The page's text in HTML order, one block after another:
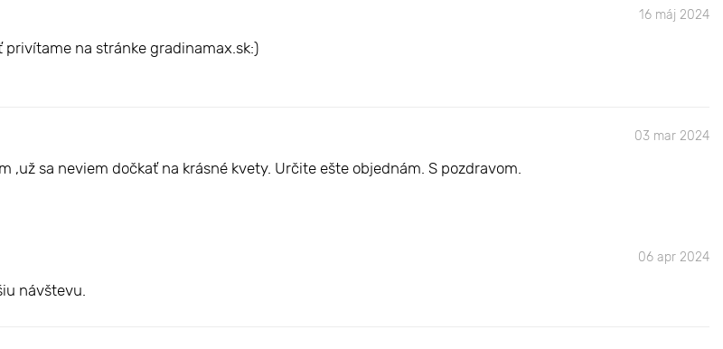
16 máj 2024
privítame na stránke gradinamax.sk:)
03 mar 2024
sa neviem dočkať na krásné kvety. Určite ešte objednám. S pozdravom.
06 apr 2024
návštevu.